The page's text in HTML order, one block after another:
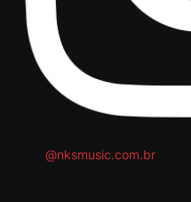
@nksmusic.com.br